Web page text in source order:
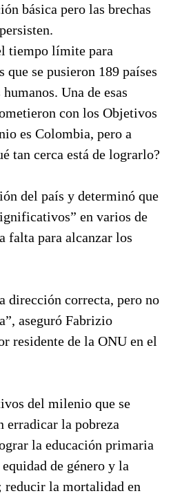
básica pero las brechas
tiempo límite para
que se pusieron 189 países
Una de esas
con los Objetivos
es Colombia, pero a
tan cerca está de lograrlo?
del país y determinó que
en varios de
falta para alcanzar los
dirección correcta, pero no
aseguró Fabrizio
residente de la ONU en el
del milenio que se
erradicar la pobreza
la educación primaria
de género y la
reducir la mortalidad en